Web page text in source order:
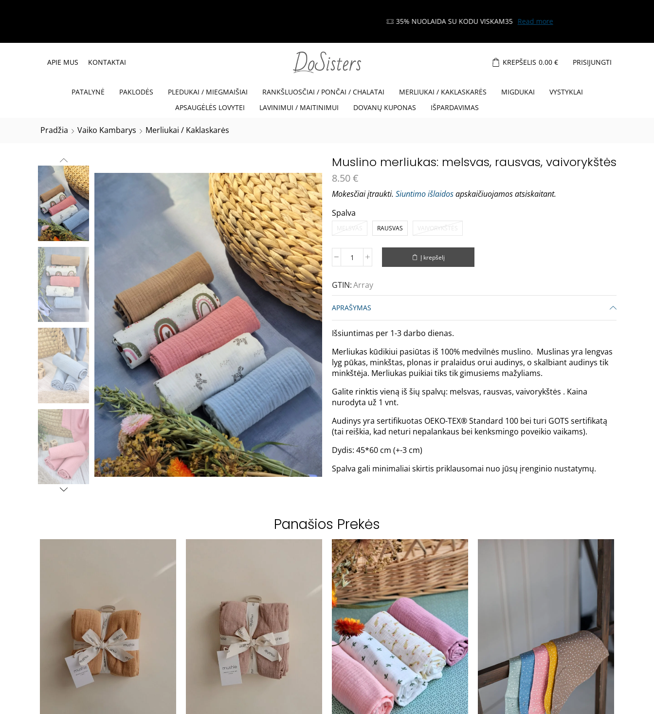
Read more
APIE MUS KONTAKTAI KREPŠELIS 0.00 € PRISIJUNGTI
PATALYNĖ PAKLODĖS PLEDUKAI / MIEGMAIŠIAI RANKŠLUOSČIAI / PONČAI / CHALATAI MERLIUKAI / KAKLASKARĖS MIGDUKAI
VYSTYKLAI
APSAUGĖLĖS LOVYTEI
LAVINIMUI / MAITINIMUI DOVANŲ KUPONAS IŠPARDAVIMAS
Pradžia Vaiko Kambarys Merliukai / Kaklaskarės
Muslino merliukas: melsvas, rausvas, vaivorykštės
8.50€
Mokesčiai įtraukti. Siuntimo išlaidosapskaičiuojamos atsiskaitant.
Spalva
MELSVAS RAUSVAS VAIVORYKŠTĖS
Į krepšelį
GTIN:Array
APRAŠYMAS
Išsiuntimas per 1-3 darbo dienas.
Merliukas kūdikiui pasiūtas iš 100% medvilnės muslino. Muslinas yra lengvas
lyg pūkas, minkštas, plonas ir pralaidus orui audinys, o skalbiant audinys tik
minkštėja. Merliukas puikiai tiks tik gimusiems mažyliams.
Galite rinktis vieną iš šių spalvų: melsvas, rausvas, vaivorykštės . Kaina
nurodyta už 1 vnt.
Audinys yra sertifikuotas OEKO-TEX® Standard 100 bei turi GOTS sertifikatą
(tai reiškia, kad neturi nepalankaus bei kenksmingo poveikio vaikams).
Dydis: 45*60 cm (+-3 cm)
Spalva gali minimaliai skirtis priklausomai nuo jūsų įrenginio nustatymų.
Panašios Prekės